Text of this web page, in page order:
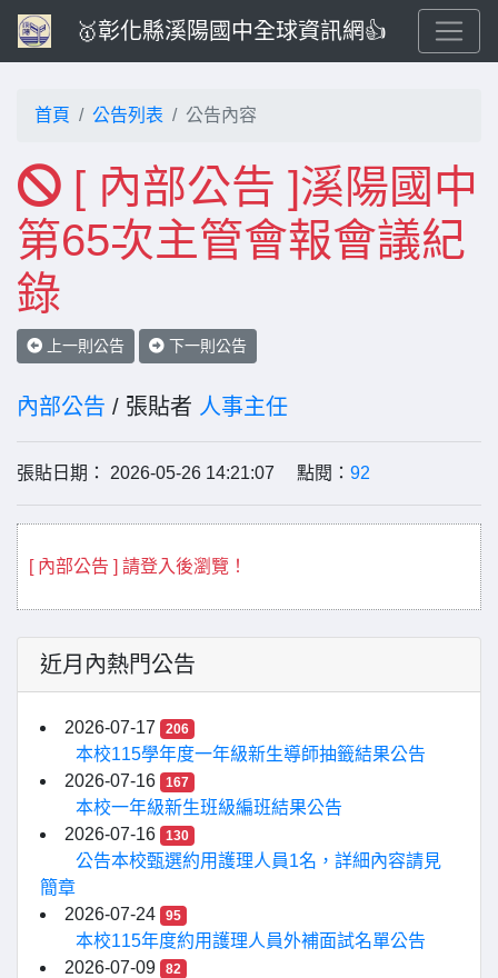
🥇彰化縣溪陽國中全球資訊網👍
首頁 公告列表 公告內容
[ 內部公告 ]溪陽國中
第65次主管會報會議紀
錄
上一則公告 下一則公告
內部公告 / 張貼者 人事主任
張貼日期： 2026-05-26 14:21:07 點閱： 92
[ 內部公告 ] 請登入後瀏覽！
近月內熱門公告
2026-07-17 206
本校115學年度一年級新生導師抽籤結果公告
2026-07-16
167
本校一年級新生班級編班結果公告
2026-07-16
130
公告本校甄選約用護理人員1名，詳細內容請見
簡章
2026-07-24
95
本校115年度約用護理人員外補面試名單公告
2026-07-09
82